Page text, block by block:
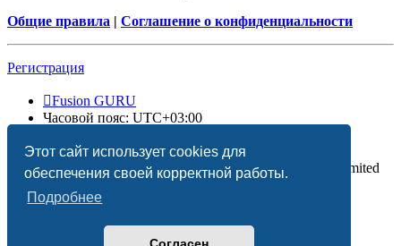
Этот сайт использует cookies для
обеспечения своей корректной работы.
Подробнее
Общие правила | Соглашение о конфиденциальности
Регистрация
Fusion GURU
Часовой пояс: UTC+03:00
Создано на основеphpBB® Forum Software © phpBB Limited